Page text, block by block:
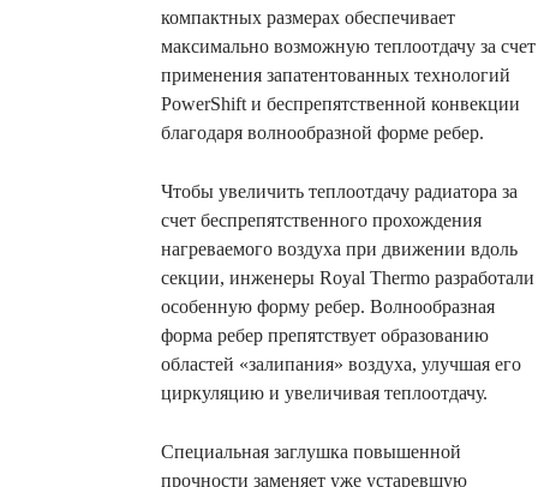
компактных размерах обеспечивает
максимально возможную теплоотдачу за счет
применения запатентованных технологий
PowerShift и беспрепятственной конвекции
благодаря волнообразной форме ребер.
Чтобы увеличить теплоотдачу радиатора за
счет беспрепятственного прохождения
нагреваемого воздуха при движении вдоль
секции, инженеры Royal Thermo разработали
особенную форму ребер. Волнообразная
форма ребер препятствует образованию
областей «залипания» воздуха, улучшая его
циркуляцию и увеличивая теплоотдачу.
Специальная заглушка повышенной
прочности заменяет уже устаревшую